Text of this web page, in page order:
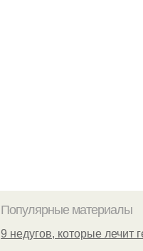
Популярные материалы
9 недугов, которые лечит